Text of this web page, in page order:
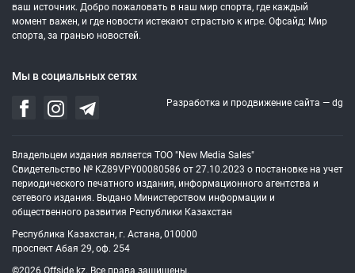
ваш источник. Добро пожаловать в наш мир спорта, где каждый
момент важен, и где новости истекают страстью к игре. Офсайд: Мир
спорта, за гранью новостей.
Мы в социальных сетях
Разработка и продвижение сайта — dg
Владельцем издания является ТОО "New Media Sales"
Свидетельство № KZ89VPY00080586 от 27.10.2023 о постановке на учет
периодического печатного издания, информационного агентства и
сетевого издания. Выдано Министерством информации и
общественного развития Республики Казахстан
Республика Казахстан, г. Астана, 010000
проспект Абая 29, оф. 254
©2026 Offside.kz. Все права защищены.